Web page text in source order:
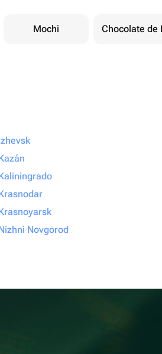
Mochi Chocolate de
Novgorod